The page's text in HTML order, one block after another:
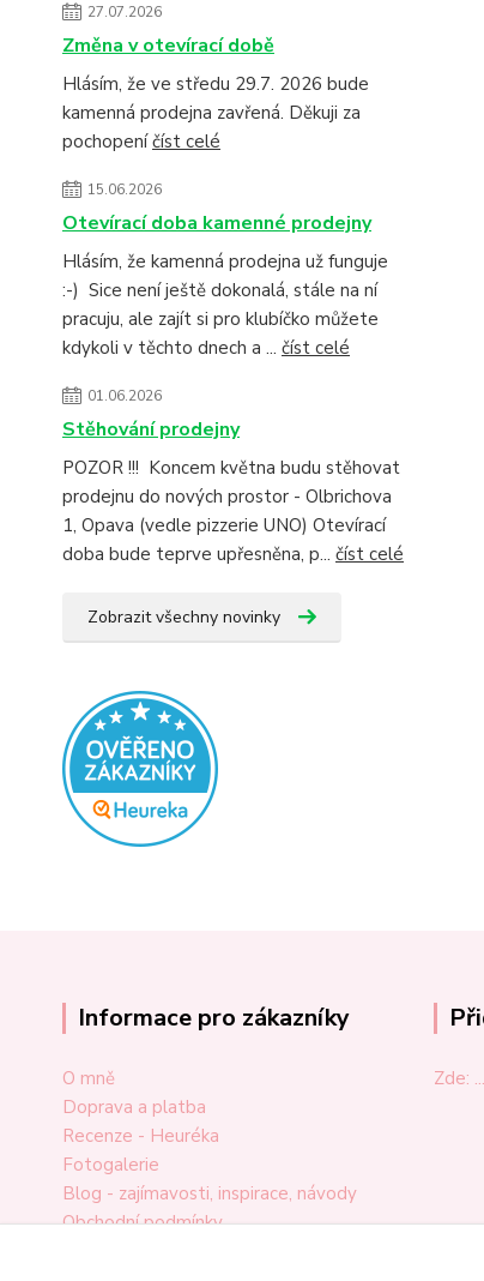
27.07.2026
Změna v otevírací době
Hlásím, že ve středu 29.7. 2026 bude
kamenná prodejna zavřená. Děkuji za
pochopeníčíst celé
15.06.2026
Otevírací doba kamenné prodejny
Hlásím, že kamenná prodejna už funguje
:-) Sice není ještě dokonalá, stále na ní
pracuju, ale zajít si pro klubíčko můžete
kdykoli v těchto dnech a ... číst celé
01.06.2026
Stěhování prodejny
POZOR !!! Koncem května budu stěhovat
prodejnu do nových prostor - Olbrichova
1, Opava (vedle pizzerie UNO) Otevírací
doba bude teprve upřesněna, p... číst celé
Zobrazit všechny novinky
Informace pro zákazníky
O mně
Doprava a platba
Recenze - Heuréka
Fotogalerie
Blog - zajímavosti, inspirace, návody
Obchodní podmínky
Zde: ...